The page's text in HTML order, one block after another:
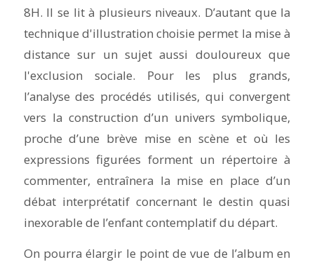
8H. Il se lit à plusieurs niveaux. D’autant que la
technique d'illustration choisie permet la mise à
distance sur un sujet aussi douloureux que
l'exclusion sociale. Pour les plus grands,
l’analyse des procédés utilisés, qui convergent
vers la construction d’un univers symbolique,
proche d’une brève mise en scène et où les
expressions figurées forment un répertoire à
commenter, entraînera la mise en place d’un
débat interprétatif concernant le destin quasi
inexorable de l’enfant contemplatif du départ.
On pourra élargir le point de vue de l’album en